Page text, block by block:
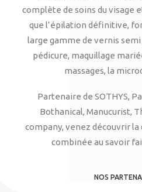
complète de soins du visage
que l’épilation définitive,
large gamme de vernis
pédicure, maquillage
massages, la
Partenaire de SOTHYS,
Bothanical, Manucurist,
company, venez découvrir
combinée au savoir
NOS